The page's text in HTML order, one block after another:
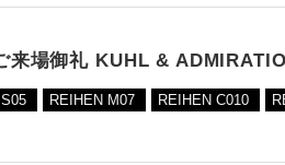
来場御礼 KUHL &
REIHEN M07 REIHEN C010